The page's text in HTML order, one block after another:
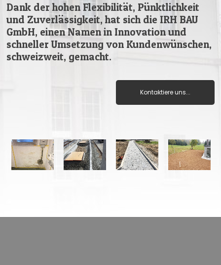
Dank der hohen Flexibilität, Pünktlichkeit
und Zuverlässigkeit, hat sich die IRH BAU
GmbH, einen Namen in Innovation und
schneller Umsetzung von Kundenwünschen,
schweizweit, gemacht.
Kontaktiere uns...